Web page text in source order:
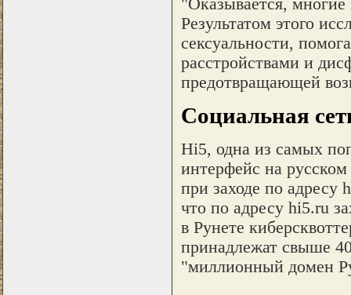
"Оказывается,
Результатом этого
сексуальности,
расстройствами и
предотвращающей
Социальная
Hi5, одна из самых
интерфейс на
при заходе по
что по адресу hi5.ru
в Рунете
принадлежат свыше
"миллионный домен